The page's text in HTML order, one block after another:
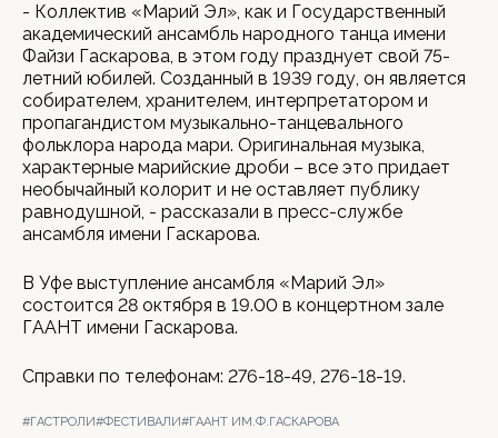
- Коллектив «Марий Эл», как и Государственный
академический ансамбль народного танца имени
Файзи Гаскарова, в этом году празднует свой 75-
летний юбилей. Созданный в 1939 году, он является
собирателем, хранителем, интерпретатором и
пропагандистом музыкально-танцевального
фольклора народа мари. Оригинальная музыка,
характерные марийские дроби – все это придает
необычайный колорит и не оставляет публику
равнодушной, - рассказали в пресс-службе
ансамбля имени Гаскарова.
В Уфе выступление ансамбля «Марий Эл»
состоится 28 октября в 19.00 в концертном зале
ГААНТ имени Гаскарова.
Справки по телефонам: 276-18-49, 276-18-19.
#ГАСТРОЛИ#ФЕСТИВАЛИ#ГААНТ ИМ.Ф.ГАСКАРОВА